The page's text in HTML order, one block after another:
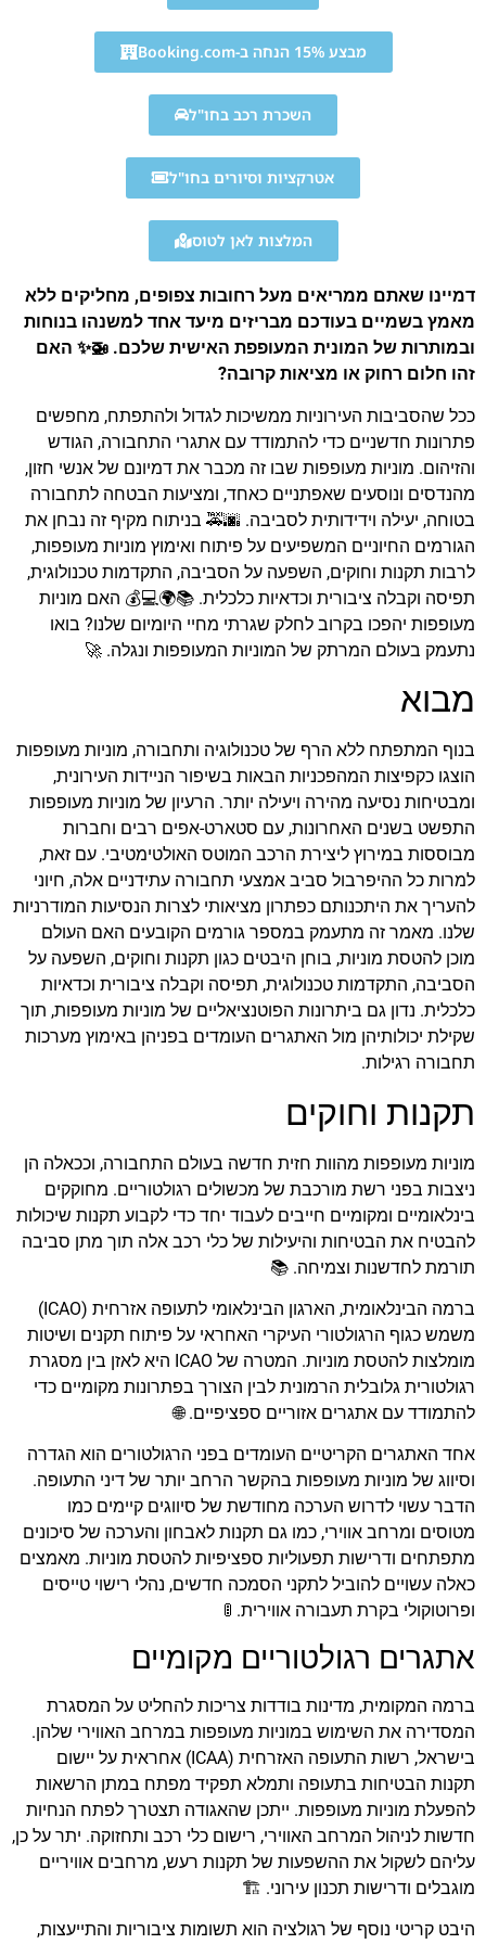
מבצע 15% הנחה ב-Booking.com
השכרת רכב בחו"ל
אטרקציות וסיורים בחו"ל
המלצות לאן לטוס
דמיינו שאתם ממריאים מעל רחובות צפופים, מחליקים ללא
מאמץ בשמיים בעודכם מבריזים מיעד אחד למשנהו בנוחות
ובמותרות של המונית המעופפת האישית שלכם. 🚁✨ האם
זהו חלום רחוק או מציאות קרובה?
ככל שהסביבות העירוניות ממשיכות לגדול ולהתפתח, מחפשים
פתרונות חדשניים כדי להתמודד עם אתגרי התחבורה, הגודש
והזיהום. מוניות מעופפות שבו זה מכבר את דמיונם של אנשי חזון,
מהנדסים ונוסעים שאפתניים כאחד, ומציעות הבטחה לתחבורה
בטוחה, יעילה וידידותית לסביבה. 🌆🚕 בניתוח מקיף זה נבחן את
הגורמים החיוניים המשפיעים על פיתוח ואימוץ מוניות מעופפות,
לרבות תקנות וחוקים, השפעה על הסביבה, התקדמות טכנולוגית,
תפיסה וקבלה ציבורית וכדאיות כלכלית. 📚🌍💻💰 האם מוניות
מעופפות יהפכו בקרוב לחלק שגרתי מחיי היומיום שלנו? בואו
נתעמק בעולם המרתק של המוניות המעופפות ונגלה. 🚀
מבוא
בנוף המתפתח ללא הרף של טכנולוגיה ותחבורה, מוניות מעופפות
הוצגו כקפיצות המהפכניות הבאות בשיפור הניידות העירונית,
ומבטיחות נסיעה מהירה ויעילה יותר. הרעיון של מוניות מעופפות
התפשט בשנים האחרונות, עם סטארט-אפים רבים וחברות
מבוססות במירוץ ליצירת הרכב המוטס האולטימטיבי. עם זאת,
למרות כל ההיפרבול סביב אמצעי תחבורה עתידניים אלה, חיוני
להעריך את היתכנותם כפתרון מציאותי לצרות הנסיעות המודרניות
שלנו. מאמר זה מתעמק במספר גורמים הקובעים האם העולם
מוכן להטסת מוניות, בוחן היבטים כגון תקנות וחוקים, השפעה על
הסביבה, התקדמות טכנולוגית, תפיסה וקבלה ציבורית וכדאיות
כלכלית. נדון גם ביתרונות הפוטנציאליים של מוניות מעופפות, תוך
שקילת יכולותיהן מול האתגרים העומדים בפניהן באימוץ מערכות
תחבורה רגילות.
תקנות וחוקים
מוניות מעופפות מהוות חזית חדשה בעולם התחבורה, וככאלה הן
ניצבות בפני רשת מורכבת של מכשולים רגולטוריים. מחוקקים
בינלאומיים ומקומיים חייבים לעבוד יחד כדי לקבוע תקנות שיכולות
להבטיח את הבטיחות והיעילות של כלי רכב אלה תוך מתן סביבה
תורמת לחדשנות וצמיחה. 📚
ברמה הבינלאומית, הארגון הבינלאומי לתעופה אזרחית (ICAO)
משמש כגוף הרגולטורי העיקרי האחראי על פיתוח תקנים ושיטות
מומלצות להטסת מוניות. המטרה של ICAO היא לאזן בין מסגרת
רגולטורית גלובלית הרמונית לבין הצורך בפתרונות מקומיים כדי
להתמודד עם אתגרים אזוריים ספציפיים. 🌐
אחד האתגרים הקריטיים העומדים בפני הרגולטורים הוא הגדרה
וסיווג של מוניות מעופפות בהקשר הרחב יותר של דיני התעופה.
הדבר עשוי לדרוש הערכה מחודשת של סיווגים קיימים כמו
מטוסים ומרחב אווירי, כמו גם תקנות לאבחון והערכה של סיכונים
מתפתחים ודרישות תפעוליות ספציפיות להטסת מוניות. מאמצים
כאלה עשויים להוביל לתקני הסמכה חדשים, נהלי רישוי טייסים
ופרוטוקולי בקרת תעבורה אווירית. 🚦
אתגרים רגולטוריים מקומיים
ברמה המקומית, מדינות בודדות צריכות להחליט על המסגרת
המסדירה את השימוש במוניות מעופפות במרחב האווירי שלהן.
בישראל, רשות התעופה האזרחית (ICAA) אחראית על יישום
תקנות הבטיחות בתעופה ותמלא תפקיד מפתח במתן הרשאות
להפעלת מוניות מעופפות. ייתכן שהאגודה תצטרך לפתח הנחיות
חדשות לניהול המרחב האווירי, רישום כלי רכב ותחזוקה. יתר על כן,
עליהם לשקול את ההשפעות של תקנות רעש, מרחבים אוויריים
מוגבלים ודרישות תכנון עירוני. 🏗️
היבט קריטי נוסף של רגולציה הוא תשומות ציבוריות והתייעצות,